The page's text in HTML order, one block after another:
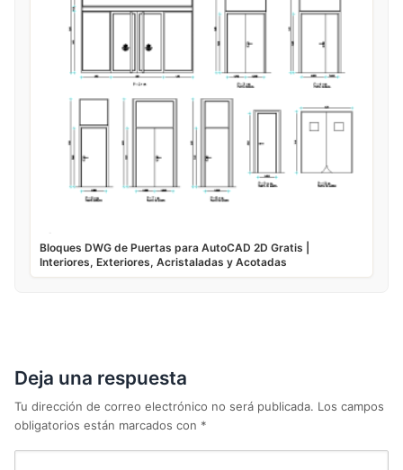
Bloques DWG de Puertas para AutoCAD 2D Gratis |
Interiores, Exteriores, Acristaladas y Acotadas
Deja una respuesta
Tu dirección de correo electrónico no será publicada. Los campos
obligatorios están marcados con *